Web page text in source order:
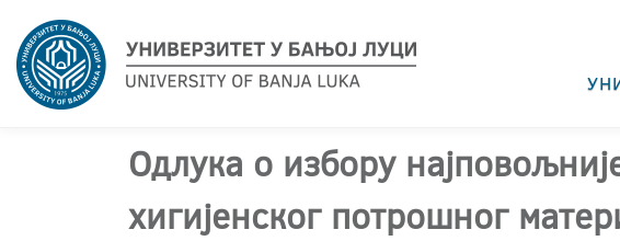
Одлука о избору
хигијенског потрошног